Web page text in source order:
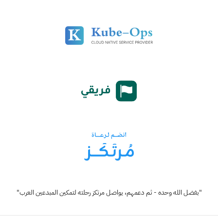
"بفضل الله وحده - ثم دعمهم، يواصل مرتكز رحلته لتمكين المبدعين العرب"